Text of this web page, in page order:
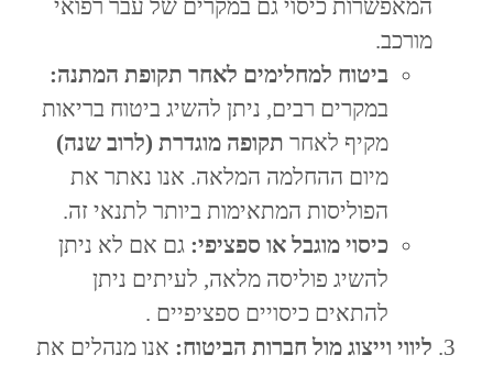
המאפשרות כיסוי גם במקרים של עבר רפואי
מורכב.
ביטוח למחלימים לאחר תקופת המתנה:
במקרים רבים, ניתן להשיג ביטוח בריאות
מקיף לאחר תקופה מוגדרת (לרוב שנה)
מיום ההחלמה המלאה. אנו נאתר את
הפוליסות המתאימות ביותר לתנאי זה.
כיסוי מוגבל או ספציפי: גם אם לא ניתן
להשיג פוליסה מלאה, לעיתים ניתן
להתאים כיסויים ספציפיים .
ליווי וייצוג מול חברות הביטוח: אנו מנהלים את